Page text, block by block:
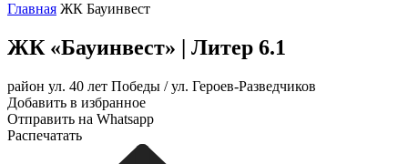
Главная ЖК Бауинвест
ЖК «Бауинвест» | Литер 6.1
район ул. 40 лет Победы / ул. Героев-Разведчиков
Добавить в избранное
Отправить на Whatsapp
Распечатать